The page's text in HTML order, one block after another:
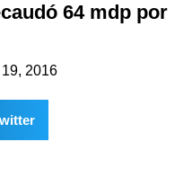
64 mdp por
2016